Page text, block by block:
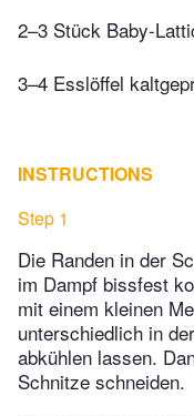
2–3 Stück Baby-
3–4 Esslöffel
INSTRUCTIONS
Step 1
Die Randen in der
im Dampf bissfest
mit einem kleinen
unterschiedlich in
abkühlen lassen.
Schnitze schneiden.